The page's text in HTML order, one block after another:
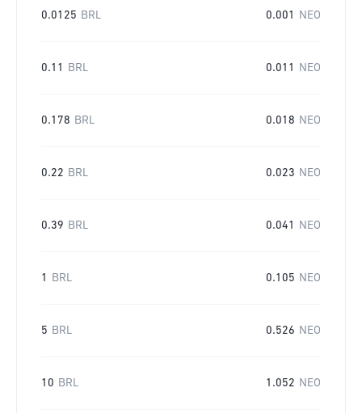
0.0125 BRL 0.001 NEO
0.11 BRL 0.011 NEO
0.178 BRL 0.018 NEO
0.22 BRL 0.023 NEO
0.39 BRL 0.041 NEO
1 BRL 0.105 NEO
5 BRL 0.526 NEO
10 BRL 1.052 NEO